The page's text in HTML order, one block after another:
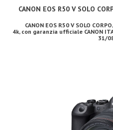
CANON EOS R50 V SOLO
CANON EOS R50 V SOLO
4k, con garanzia ufficiale CANON
31/